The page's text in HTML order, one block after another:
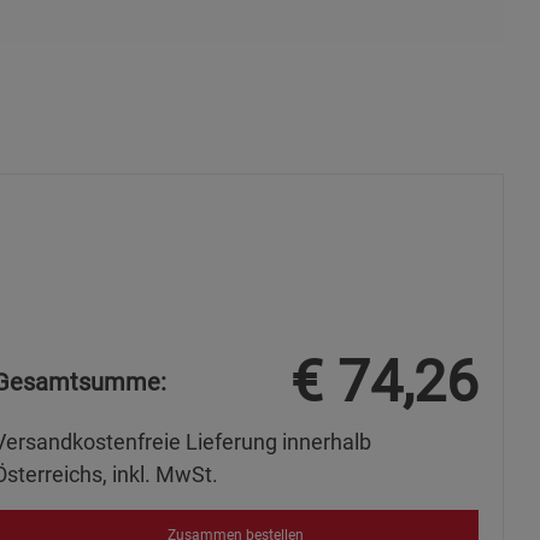
€ 74,26
Lieferung innerhalb
inkl. MwSt.
Zusammen bestellen